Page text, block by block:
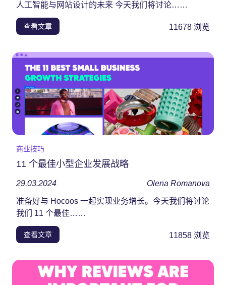
人工智能与网站设计的未来 今天我们将讨论……
查看文章 11678 浏览
商业技巧
11 个最佳小型企业发展战略
29.03.2024 Olena Romanova
准备好与 Hocoos 一起实现业务增长。今天我们将讨论
我们 11 个最佳……
查看文章 11858 浏览